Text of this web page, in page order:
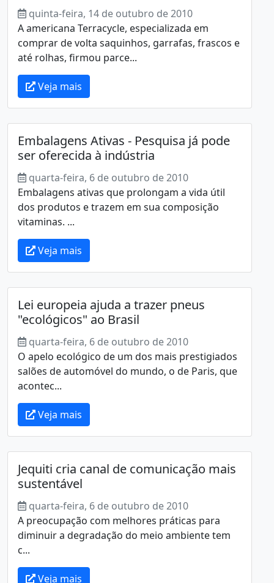
quinta-feira, 14 de outubro de 2010
A americana Terracycle, especializada em
comprar de volta saquinhos, garrafas, frascos e
até rolhas, firmou parce...
Veja mais
Embalagens Ativas - Pesquisa já pode
ser oferecida à indústria
quarta-feira, 6 de outubro de 2010
Embalagens ativas que prolongam a vida útil
dos produtos e trazem em sua composição
vitaminas. ...
Veja mais
Lei europeia ajuda a trazer pneus
"ecológicos" ao Brasil
quarta-feira, 6 de outubro de 2010
O apelo ecológico de um dos mais prestigiados
salões de automóvel do mundo, o de Paris, que
acontec...
Veja mais
Jequiti cria canal de comunicação mais
sustentável
quarta-feira, 6 de outubro de 2010
A preocupação com melhores práticas para
diminuir a degradação do meio ambiente tem
c...
Veja mais